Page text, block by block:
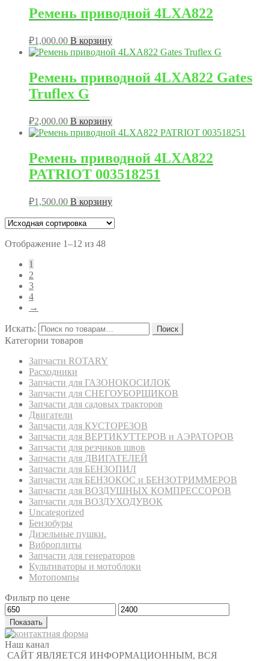
Ремень приводной 4LXA822
₽1,000.00 В корзину
Ремень приводной 4LXA822 Gates
Truflex G
₽2,000.00 В корзину
Ремень приводной 4LXA822
PATRIOT 003518251
₽1,500.00 В корзину
Отображение 1–12 из 48
1
2
3
4
→
Искать: Поиск
Категории товаров
Запчасти ROTARY
Расходники
Запчасти для ГАЗОНОКОСИЛОК
Запчасти для СНЕГОУБОРЩИКОВ
Запчасти для садовых тракторов
Двигатели
Запчасти для КУСТОРЕЗОВ
Запчасти для ВЕРТИКУТТЕРОВ и АЭРАТОРОВ
Запчасти для резчиков швов
Запчасти для ДВИГАТЕЛЕЙ
Запчасти для БЕНЗОПИЛ
Запчасти для БЕНЗОКОС и БЕНЗОТРИММЕРОВ
Запчасти для ВОЗДУШНЫХ КОМПРЕССОРОВ
Запчасти для ВОЗДУХОДУВОК
Uncategorized
Бензобуры
Дизельные пушки.
Виброплиты
Запчасти для генераторов
Культиваторы и мотоблоки
Мотопомпы
Фильтр по цене
Показать
Наш канал
САЙТ ЯВЛЯЕТСЯ ИНФОРМАЦИОННЫМ, ВСЯ